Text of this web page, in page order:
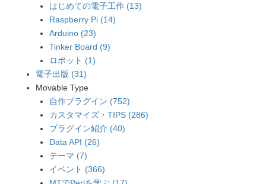
はじめての電子工作 (13)
Raspberry Pi (14)
Arduino (23)
Tinker Board (9)
ロボット (1)
電子出版 (31)
Movable Type
自作プラグイン (752)
カスタマイズ・TIPS (286)
プラグイン紹介 (40)
Data API (26)
テーマ (7)
イベント (366)